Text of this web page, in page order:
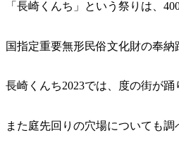
「長崎くんち」という祭りは、
国指定重要無形民俗文化財の奉納
長崎くんち2023では、度の街が
また庭先回りの穴場についても調